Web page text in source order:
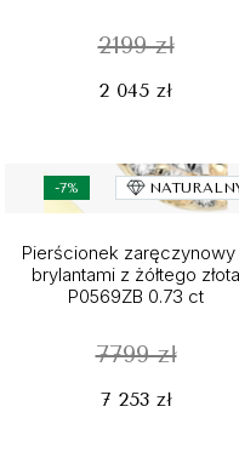
2199 zł
2 045 zł
-7%
Pierścionek zaręczynowy
brylantami z żółtego złota
P0569ZB 0.73 ct
7799 zł
7 253 zł